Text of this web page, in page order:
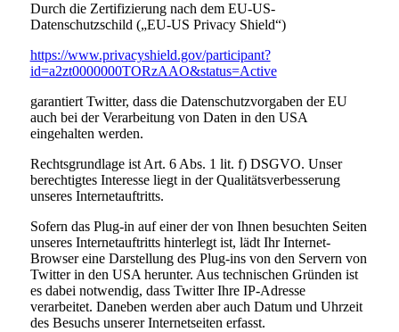
Durch die Zertifizierung nach dem EU-US-
Datenschutzschild („EU-US Privacy Shield“)
https://www.privacyshield.gov/participant?
id=a2zt0000000TORzAAO&status=Active
garantiert Twitter, dass die Datenschutzvorgaben der EU
auch bei der Verarbeitung von Daten in den USA
eingehalten werden.
Rechtsgrundlage ist Art. 6 Abs. 1 lit. f) DSGVO. Unser
berechtigtes Interesse liegt in der Qualitätsverbesserung
unseres Internetauftritts.
Sofern das Plug-in auf einer der von Ihnen besuchten Seiten
unseres Internetauftritts hinterlegt ist, lädt Ihr Internet-
Browser eine Darstellung des Plug-ins von den Servern von
Twitter in den USA herunter. Aus technischen Gründen ist
es dabei notwendig, dass Twitter Ihre IP-Adresse
verarbeitet. Daneben werden aber auch Datum und Uhrzeit
des Besuchs unserer Internetseiten erfasst.